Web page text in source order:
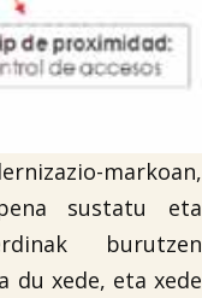
markoan,
sustatu eta
burutzen
du xede, eta xede